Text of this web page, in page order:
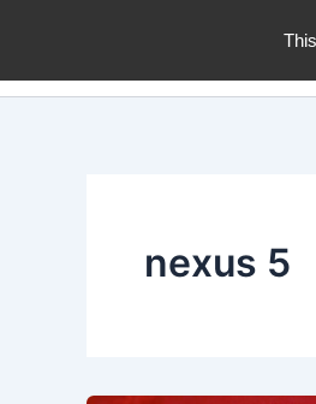
contenu
nexus 5